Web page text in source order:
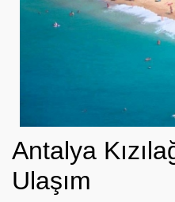
Antalya
Ulaşım